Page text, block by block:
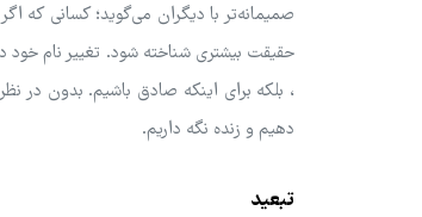
صمیمانه‌تر با دیگران می‌گوید؛ کسانی که
حقیقت بیشتری شناخته شود. تغییر نام خود
، بلکه برای اینکه صادق باشیم. بدون در
دهیم و زنده نگه داریم.
تبعید